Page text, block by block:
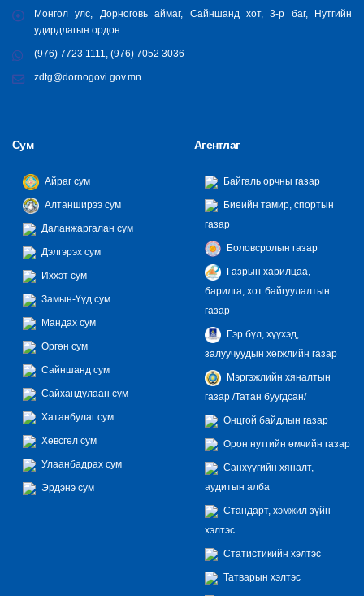
Монгол улс, Дорноговь аймаг, Сайншанд хот, 3-р баг, Нутгийн
удирдлагын ордон
(976) 7723 1111, (976) 7052 3036
zdtg@dornogovi.gov.mn
Сум
Айраг сум
Алтанширээ сум
Даланжаргалан сум
Дэлгэрэх сум
Иххэт сум
Замын-Үүд сум
Мандах сум
Өргөн сум
Сайншанд сум
Сайхандулаан сум
Хатанбулаг сум
Хөвсгөл сум
Улаанбадрах сум
Эрдэнэ сум
Агентлаг
Байгаль орчны газар
Биеийн тамир, спортын
газар
Боловсролын газар
Газрын харилцаа,
барилга, хот байгуулалтын
газар
Гэр бүл, хүүхэд,
залуучуудын хөгжлийн газар
Мэргэжлийн хяналтын
газар /Татан буугдсан/
Онцгой байдлын газар
Орон нутгийн өмчийн газар
Санхүүгийн хяналт,
аудитын алба
Стандарт, хэмжил зүйн
хэлтэс
Статистикийн хэлтэс
Татварын хэлтэс